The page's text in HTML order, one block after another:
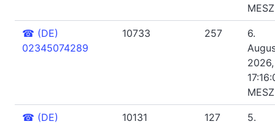
MESZ
☎ (DE)
02345074289
10733 257
6.
2026,
MESZ
☎ (DE)
10131 127
5.